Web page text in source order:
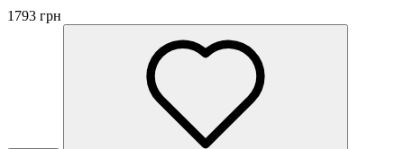
1793 грн